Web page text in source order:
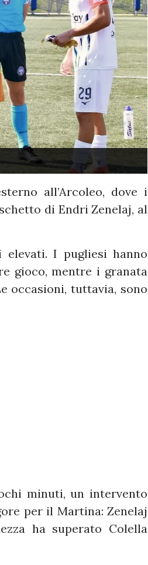
all’Arcoleo, dove i
di Endri Zenelaj, al
I pugliesi hanno
gioco, mentre i granata
occasioni, tuttavia, sono
minuti, un intervento
per il Martina: Zenelaj
ha superato Colella